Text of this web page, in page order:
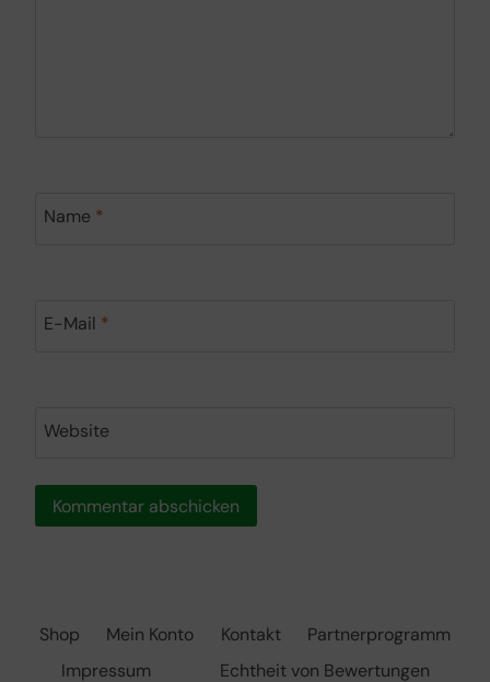
Name *
E-Mail *
Website
Shop Mein Konto Kontakt
Partnerprogramm
Impressum
Echtheit von Bewertungen